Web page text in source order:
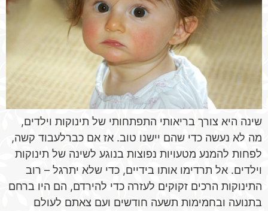
שינה היא צורך בריאותי התפתחותי של תינוקות וילדים,
מה לא נעשה כדי שהם יישנו טוב. אז אם כברלעבוד קשה,
לפחות להמנע מטעויות נפוצות בנוגע לשינה של תינוקות
וילדים. אל תרדימו אותו בידיים, כדי שלא יתרגל – רוב
התינוקות הרכים זקוקים לעזרה כדי להירדם, הם היו ברחם
בתנועה ובחמימות תשעה חודשים ועם צאתם לעולם